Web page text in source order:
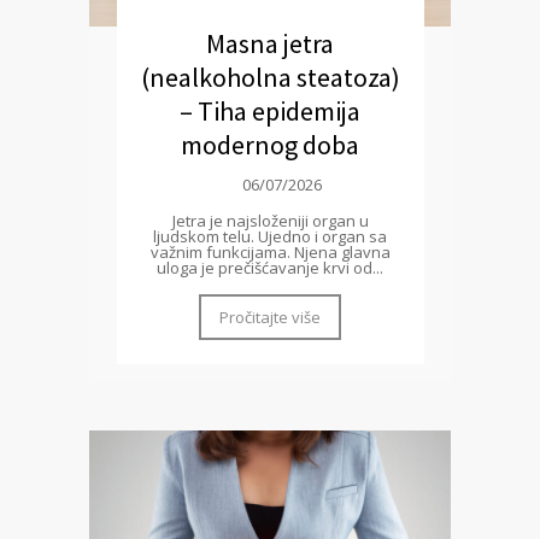
Masna jetra
(nealkoholna steatoza)
– Tiha epidemija
modernog doba
06/07/2026
Jetra je najsloženiji organ u
ljudskom telu. Ujedno i organ sa
važnim funkcijama. Njena glavna
uloga je prečišćavanje krvi od...
Pročitajte više